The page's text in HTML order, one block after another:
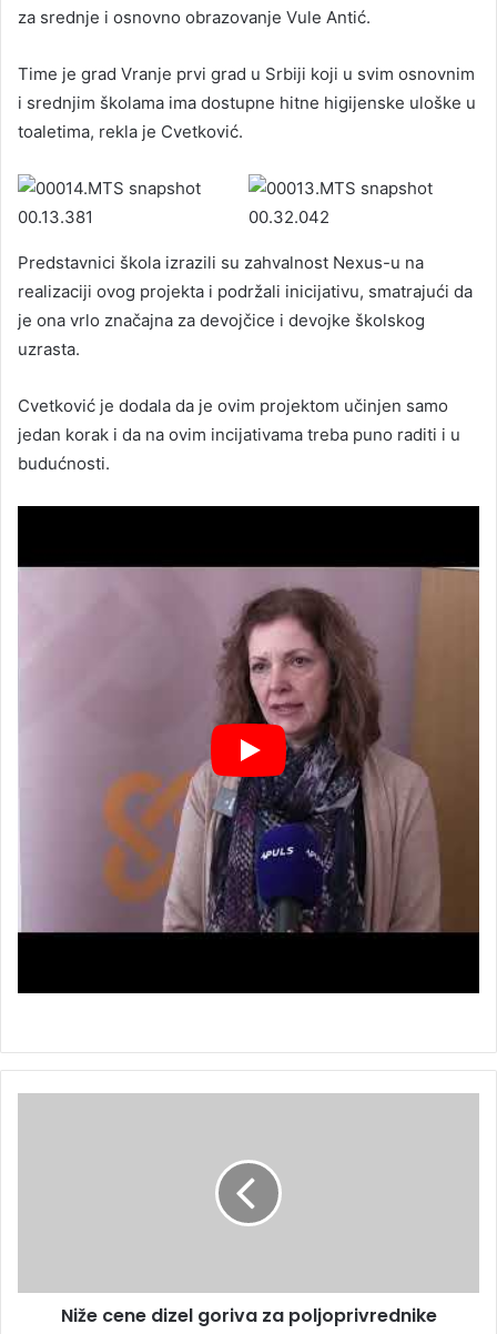
za srednje i osnovno obrazovanje Vule Antić.
Time je grad Vranje prvi grad u Srbiji koji u svim osnovnim
i srednjim školama ima dostupne hitne higijenske uloške u
toaletima, rekla je Cvetković.
Predstavnici škola izrazili su zahvalnost Nexus-u na
realizaciji ovog projekta i podržali inicijativu, smatrajući da
je ona vrlo značajna za devojčice i devojke školskog
uzrasta.
Cvetković je dodala da je ovim projektom učinjen samo
jedan korak i da na ovim incijativama treba puno raditi i u
budućnosti.
Niže cene dizel goriva za poljoprivrednike